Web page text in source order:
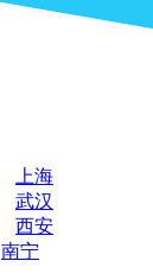
上海
武汉
西安
南宁